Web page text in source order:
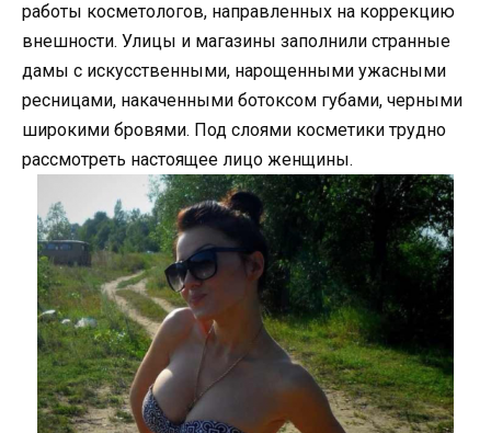
работы косметологов, направленных на коррекцию
внешности. Улицы и магазины заполнили странные
дамы с искусственными, нарощенными ужасными
ресницами, накаченными ботоксом губами, черными
широкими бровями. Под слоями косметики трудно
рассмотреть настоящее лицо женщины.